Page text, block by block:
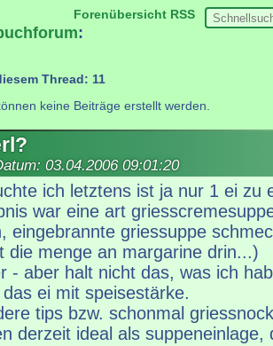
Forenübersicht RSS
:
Thread: 11
keine Beiträge erstellt werden.
03.04.2006 09:01:20
ich letztens ist ja nur 1 ei zu
war eine art
eingebrannte griessuppe
die menge an margarine drin...)
- aber halt nicht das, was ich
ei mit speisestärke.
tips bzw. schonmal
derzeit ideal als suppeneinlage,